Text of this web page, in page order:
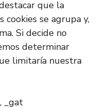
que la
cookies se agrupa y,
Si decide no
determinar
limitaría nuestra
_gat